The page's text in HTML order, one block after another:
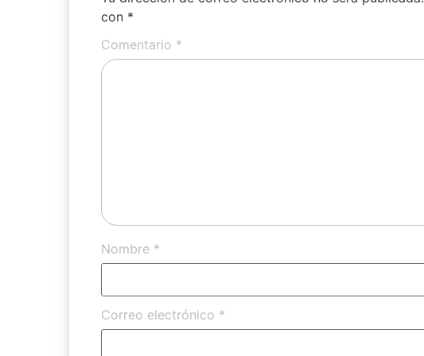
con *
Comentario *
Nombre *
Correo electrónico *